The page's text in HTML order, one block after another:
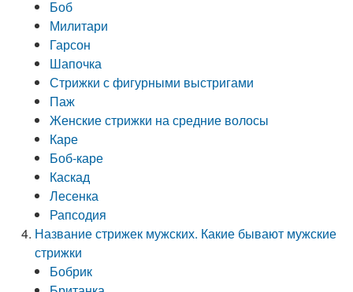
Боб
Милитари
Гарсон
Шапочка
Стрижки с фигурными выстригами
Паж
Женские стрижки на средние волосы
Каре
Боб-каре
Каскад
Лесенка
Рапсодия
Название стрижек мужских. Какие бывают мужские
стрижки
Бобрик